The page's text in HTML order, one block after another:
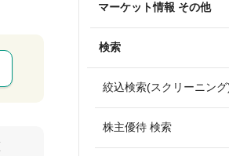
マーケット情報 その他
検索
絞込検索(スクリーニング
株主優待 検索